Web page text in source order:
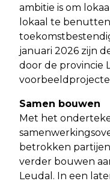
ambitie is om
lokaal te
januari 2026 zijn
door de provincie
Samen bouwen
Met het
betrokken
verder bouwen
Leudal. In een